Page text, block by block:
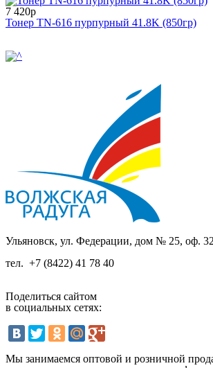
7 420р
Тонер TN-616 пурпурный 41.8K (850гр)
Ульяновск, ул. Федерации, дом № 25, оф. 32
тел. +7 (8422) 41 78 40
Поделиться сайтом
в социальных сетях:
Мы занимаемся оптовой и розничной